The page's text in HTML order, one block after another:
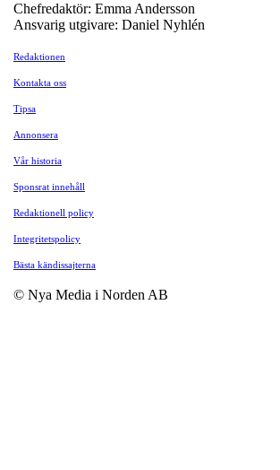
Chefredaktör: Emma Andersson
Ansvarig utgivare: Daniel Nyhlén
Redaktionen
Kontakta oss
Tipsa
Annonsera
Vår historia
Sponsrat innehåll
Redaktionell policy
Integritetspolicy
Bästa kändissajterna
© Nya Media i Norden AB